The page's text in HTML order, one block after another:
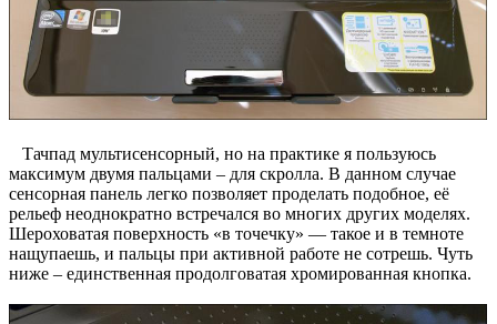
Тачпад мультисенсорный, но на практике я пользуюсь
максимум двумя пальцами – для скролла. В данном случае
сенсорная панель легко позволяет проделать подобное, её
рельеф неоднократно встречался во многих других моделях.
Шероховатая поверхность «в точечку» — такое и в темноте
нащупаешь, и пальцы при активной работе не сотрешь. Чуть
ниже – единственная продолговатая хромированная кнопка.